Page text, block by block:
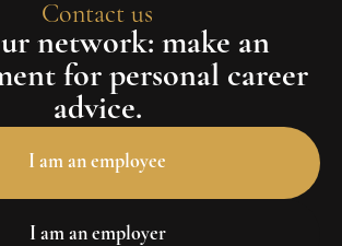
Contact us
network: make an
for personal career
advice.
I am an employee
I am an employer